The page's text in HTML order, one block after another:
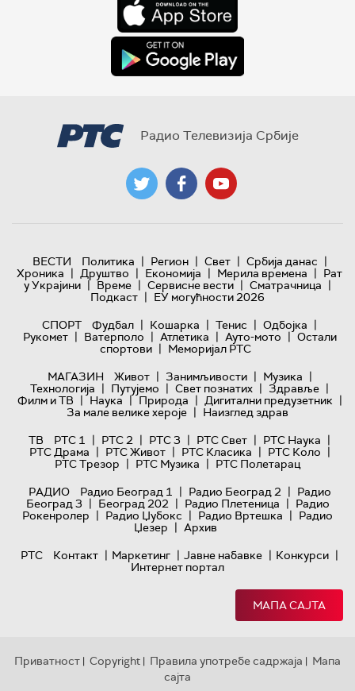
Радио Телевизија Србије
ВЕСТИ Политика | Регион | Свет | Србија данас |
Хроника | Друштво | Економија | Мерила времена | Рат
у Украјини | Време | Сервисне вести | Сматрачница |
Подкаст | ЕУ могућности 2026
СПОРТ
Фудбал | Кошарка | Тенис | Одбојка |
Рукомет | Ватерполо | Атлетика | Ауто-мото | Остали
спортови | Меморијал РТС
МАГАЗИН
Живот | Занимљивости | Музика |
Технологијa | Путујемо | Свет познатих | Здравље |
Филм и ТВ | Наука | Природа | Дигитални предузетник |
За мале велике хероје | Наизглед здрав
ТВ
РТС 1 | РТС 2 | РТС 3 | РТС Свет | РТС Наука |
РТС Драма | РТС Живот | РТС Класика | РТС Коло |
РТС Трезор | РТС Музика | РТС Полетарац
РАДИО
Радио Београд 1 | Радио Београд 2 | Радио
Београд 3 | Београд 202 | Радио Плетеница | Радио
Рокенролер | Радио Џубокс | Радио Вртешка | Радио
Џезер | Архив
РТС
Контакт | Маркетинг | Јавне набавке | Конкурси |
Интернет портал
МАПА САЈТА
Приватност | Copyright | Правила употребе садржаја | Мапа
сајта